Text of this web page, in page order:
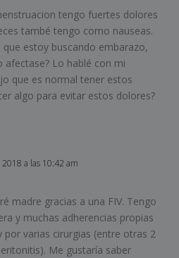
tengo fuertes dolores
també tengo como nauseas.
que estoy buscando embarazo,
afectase? Lo hablé con mi
que es normal tener estos
algo para evitar estos dolores?
a las 10:42 am
madre gracias a una FIV. Tengo
y muchas adherencias propias
por varias cirurgias (entre otras 2
Me gustaría saber